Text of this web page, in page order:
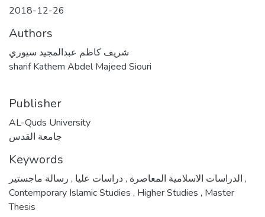
2018-12-26
Authors
شريف كاظم عبدالمجيد سيوري
sharif Kathem Abdel Majeed Siouri
Publisher
AL-Quds University
جامعة القدس
Keywords
الدراسات الاسلامية المعاصرة ,دراسات عليا ,
,
Contemporary Islamic Studies , Higher Studies , Master
Thesis